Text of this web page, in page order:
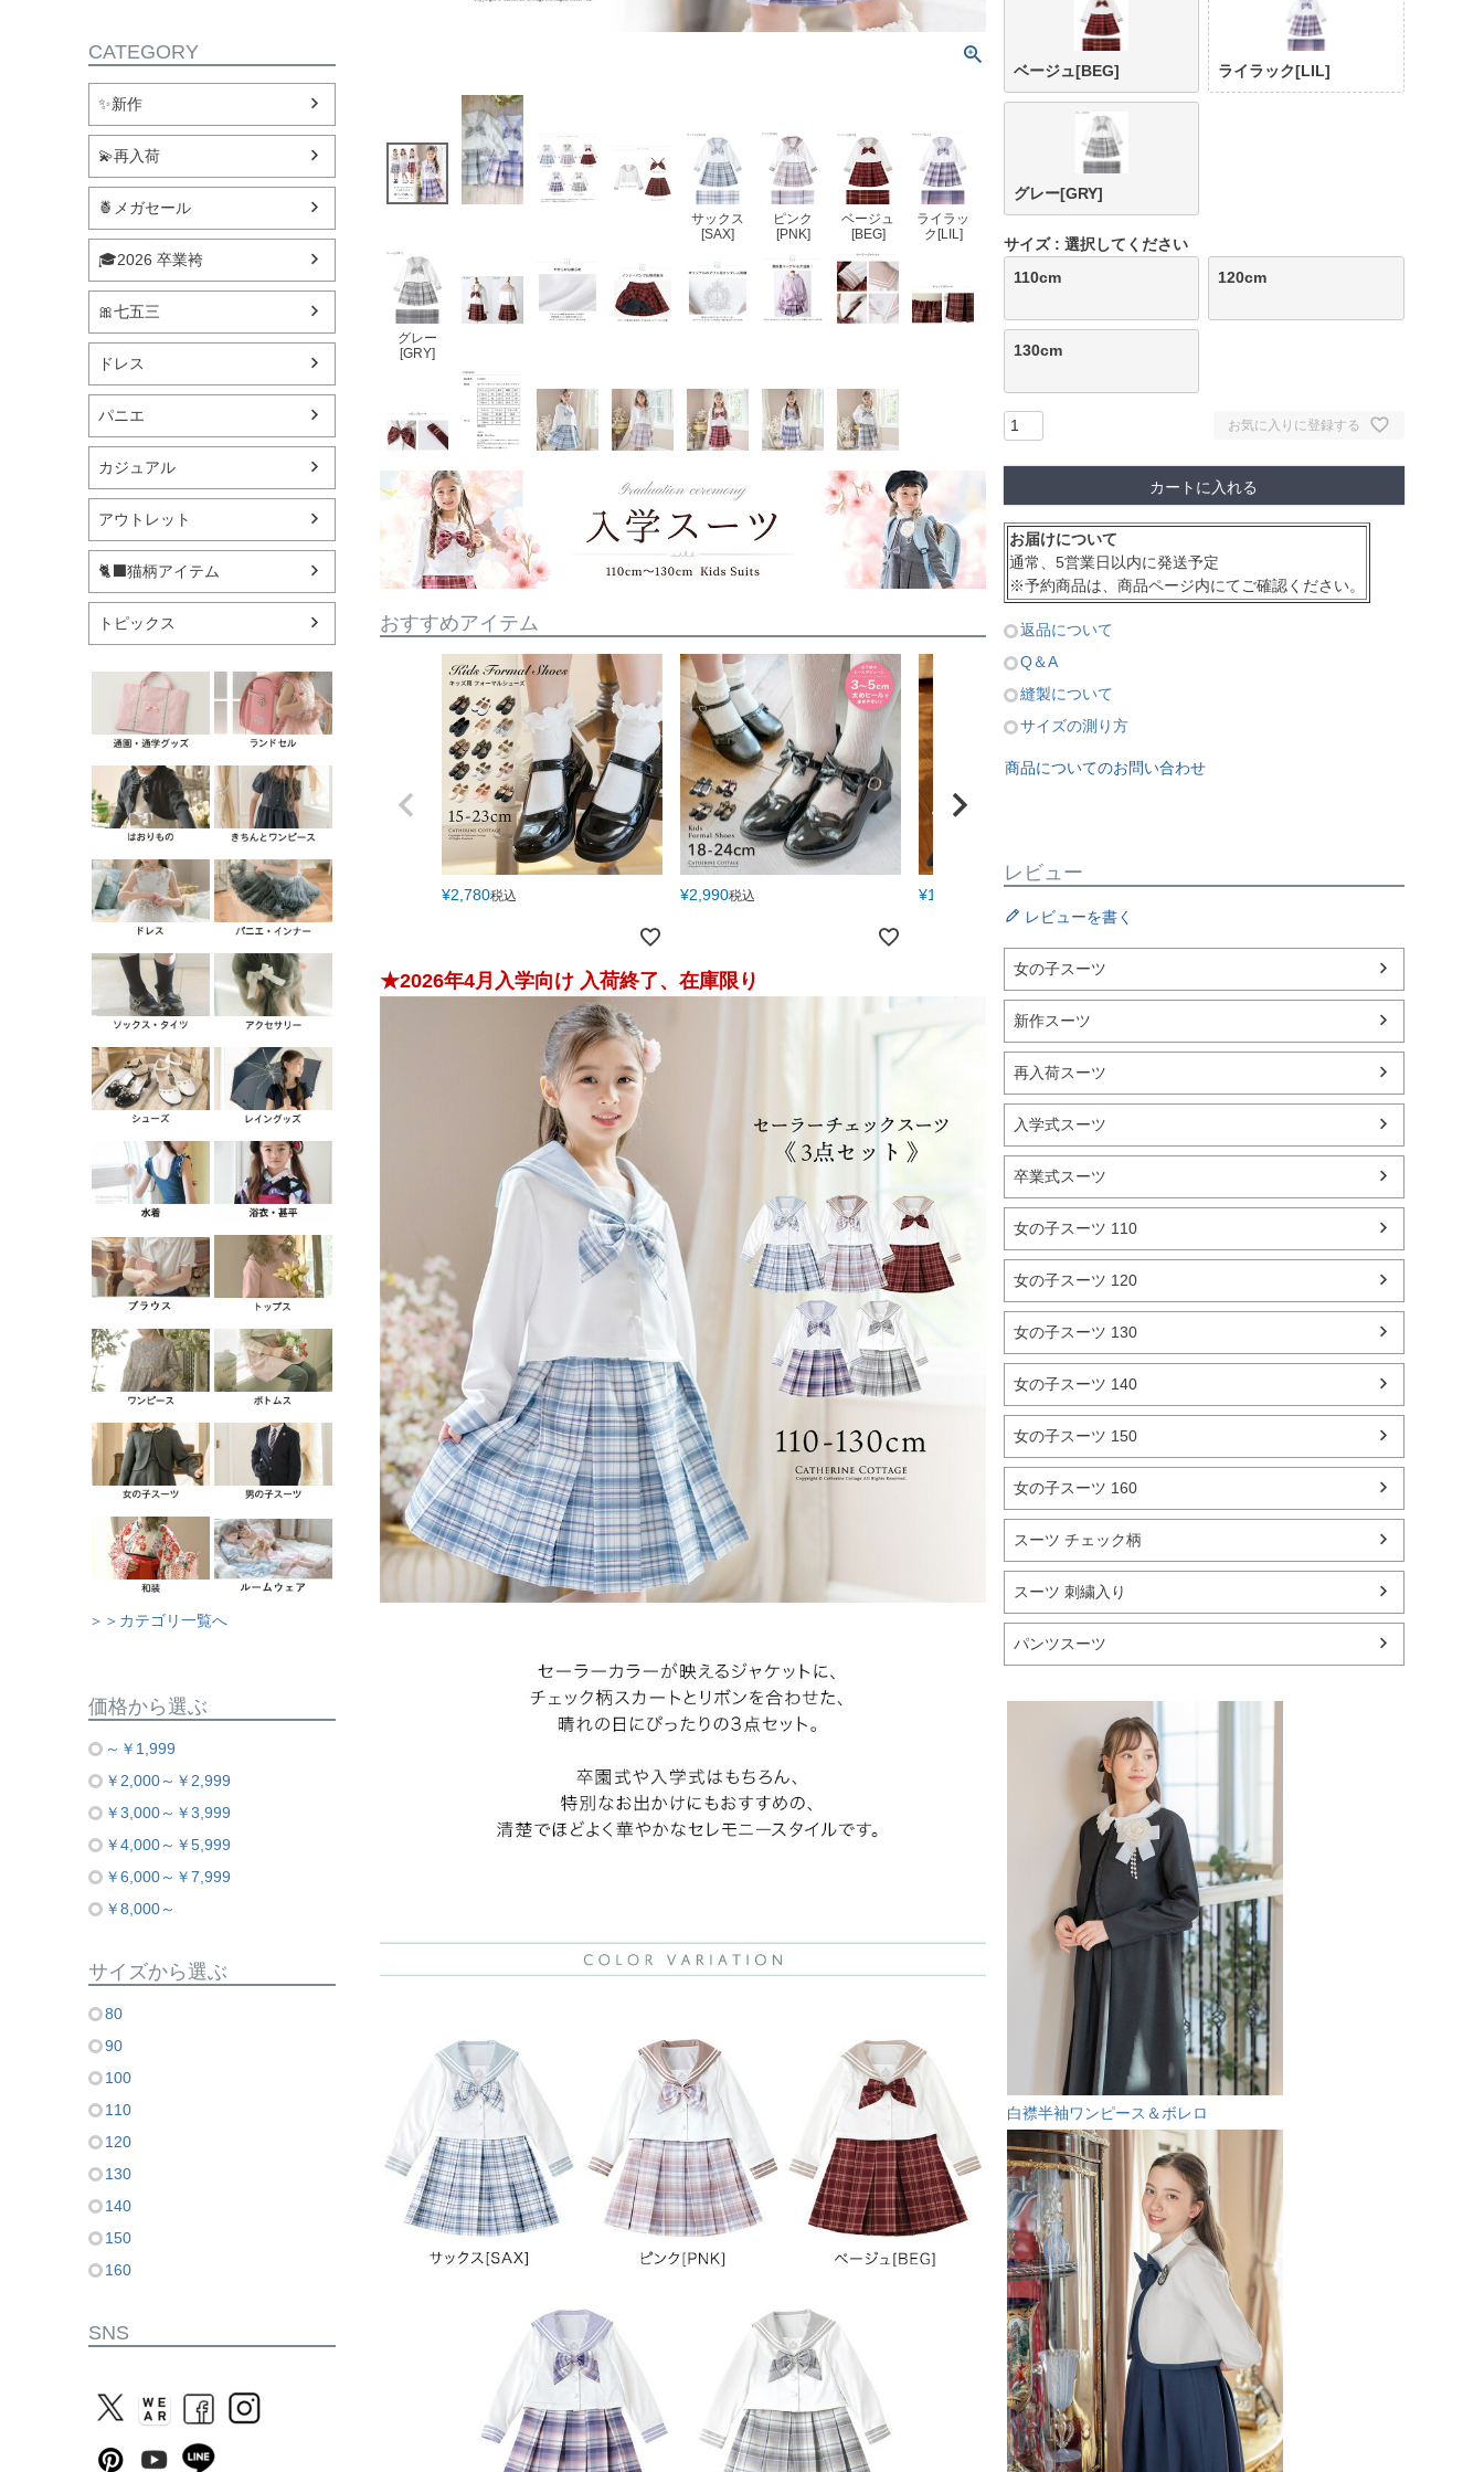
CATEGORY
✨新作
💫再入荷
🍍メガセール
🎓2026 卒業袴
🎀七五三
ドレス
パニエ
カジュアル
アウトレット
🐈‍⬛猫柄アイテム
トピックス
＞＞カテゴリ一覧へ
価格から選ぶ
～￥1,999
￥2,000～￥2,999
￥3,000～￥3,999
￥4,000～￥5,999
￥6,000～￥7,999
￥8,000～
サイズから選ぶ
80
90
100
110
120
130
140
150
160
SNS
サックス
[SAX]
ピンク
[PNK]
ベージュ
[BEG]
ライラッ
ク[LIL]
グレー
[GRY]
おすすめアイテム
¥2,780税込 ¥2,990税込 ¥1,490
★2026年4月入学向け 入荷終了、在庫限り
ベージュ[BEG] ライラック[LIL]
グレー[GRY]
サイズ
選択してください
110cm
120cm
130cm
お気に入りに登録する
カートに入れる
お届けについて
通常、5営業日以内に発送予定
※予約商品は、商品ページ内にてご確認ください。
返品について
Q＆A
縫製について
サイズの測り方
商品についてのお問い合わせ
レビュー
レビューを書く
女の子スーツ
新作スーツ
再入荷スーツ
入学式スーツ
卒業式スーツ
女の子スーツ 110
女の子スーツ 120
女の子スーツ 130
女の子スーツ 140
女の子スーツ 150
女の子スーツ 160
スーツ チェック柄
スーツ 刺繍入り
パンツスーツ
白襟半袖ワンピース＆ボレロ